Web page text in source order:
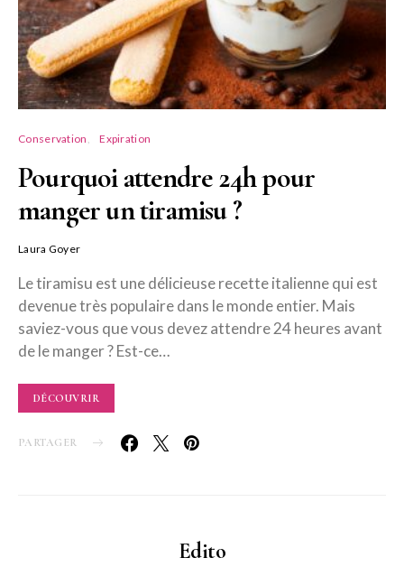
Conservation Expiration
Pourquoi attendre 24h pour
manger un tiramisu ?
Laura Goyer
Le tiramisu est une délicieuse recette italienne qui est
devenue très populaire dans le monde entier. Mais
saviez-vous que vous devez attendre 24 heures avant
de le manger ? Est-ce…
DÉCOUVRIR
PARTAGER
Edito